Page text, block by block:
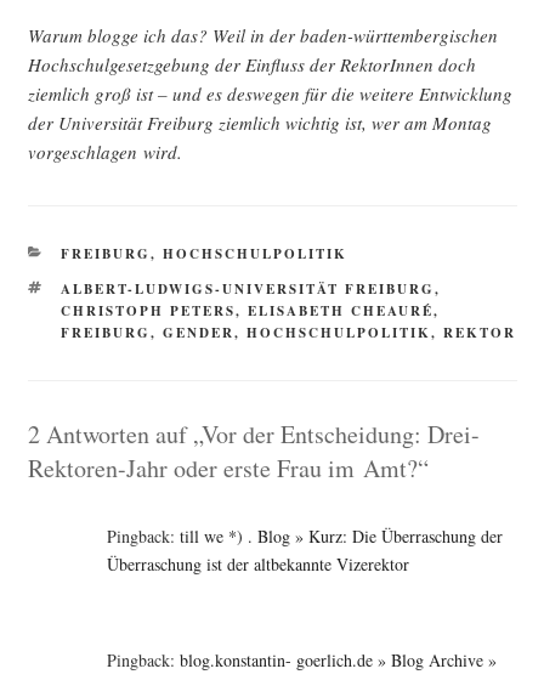
War­um blog­ge ich das? Weil in der baden-würt­tem­ber­gi­schen
Hoch­schul­ge­setz­ge­bung der Ein­fluss der Rek­to­rIn­nen doch
ziem­lich groß ist – und es des­we­gen für die wei­te­re Ent­wick­lung
der Uni­ver­si­tät Frei­burg ziem­lich wich­tig ist, wer am Mon­tag
vor­ge­schla­gen wird.
KATEGORIEN
FREIBURG, HOCHSCHULPOLITIK
SCHLAGWÖRTER
ALBERT-LUDWIGS-UNIVERSITÄT FREIBURG,
CHRISTOPH PETERS, ELISABETH CHEAURÉ,
FREIBURG, GENDER, HOCHSCHULPOLITIK, REKTOR
2 Antworten auf „Vor der Entscheidung: Drei-
Rektoren-Jahr oder erste Frau im Amt?“
Pingback: till we *) . Blog » Kurz: Die Überraschung der
Überraschung ist der altbekannte Vizerektor
Pingback: blog.konstantin- goerlich.de » Blog Archive »